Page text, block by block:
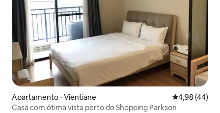
Apartamento ⋅ Vientiane 4,98 de uma
4,98 (44)
Casa com ótima vista perto do Shopping Parkson